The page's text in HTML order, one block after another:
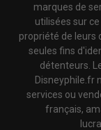
marques de
utilisées sur
propriété de leurs
seules fins
détenteurs.
Disneyphile.fr
services ou
français,